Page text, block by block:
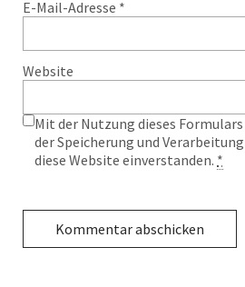
E-Mail-Adresse *
Website
Mit der Nutzung dieses
der Speicherung und
diese Website einverstanden. *